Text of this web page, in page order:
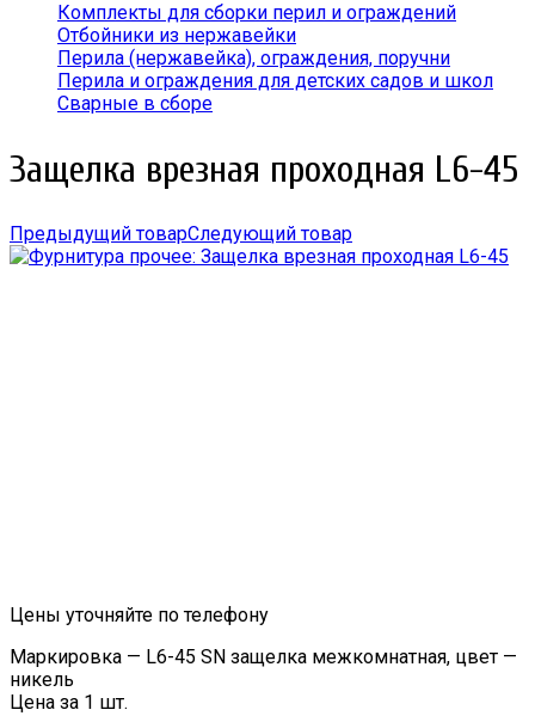
Комплекты для сборки перил и ограждений
Отбойники из нержавейки
Перила (нержавейка), ограждения, поручни
Перила и ограждения для детских садов и школ
Сварные в сборе
Защелка врезная проходная L6-45
Предыдущий товарСледующий товар
Цены уточняйте по телефону
Маркировка — L6-45 SN защелка межкомнатная, цвет —
никель
Цена за 1 шт.